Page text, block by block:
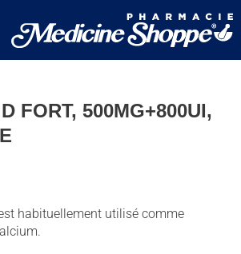
FORT, 500MG+800UI,
habituellement utilisé comme